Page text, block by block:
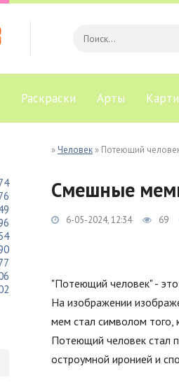
Раскраски Арты
»Человек » Потеющий
Смешные
6-05-2024, 12:34 69
"Потеющий человек" -
На изображении
мем стал символом того,
Потеющий человек стал
остроумной иронией и